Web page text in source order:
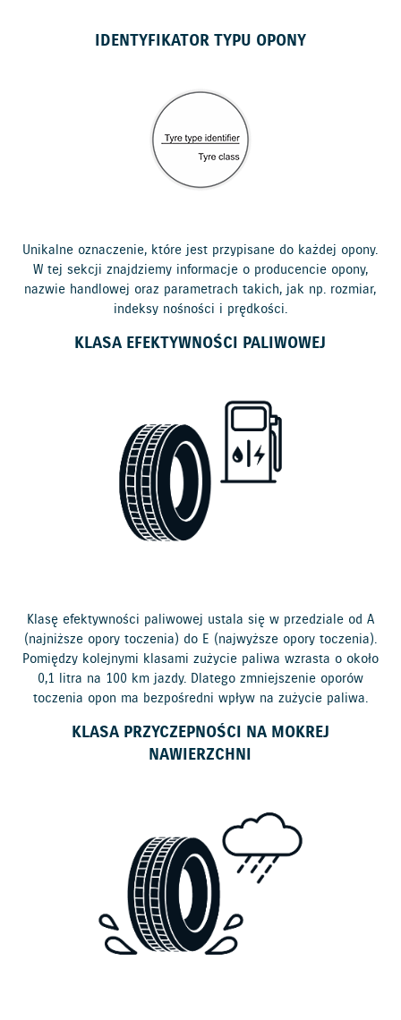
IDENTYFIKATOR TYPU OPONY
Unikalne oznaczenie, które jest przypisane do każdej opony.
W tej sekcji znajdziemy informacje o producencie opony,
nazwie handlowej oraz parametrach takich, jak np. rozmiar,
indeksy nośności i prędkości.
KLASA EFEKTYWNOŚCI PALIWOWEJ
Klasę efektywności paliwowej ustala się w przedziale od A
(najniższe opory toczenia) do E (najwyższe opory toczenia).
Pomiędzy kolejnymi klasami zużycie paliwa wzrasta o około
0,1 litra na 100 km jazdy. Dlatego zmniejszenie oporów
toczenia opon ma bezpośredni wpływ na zużycie paliwa.
KLASA PRZYCZEPNOŚCI NA MOKREJ
NAWIERZCHNI